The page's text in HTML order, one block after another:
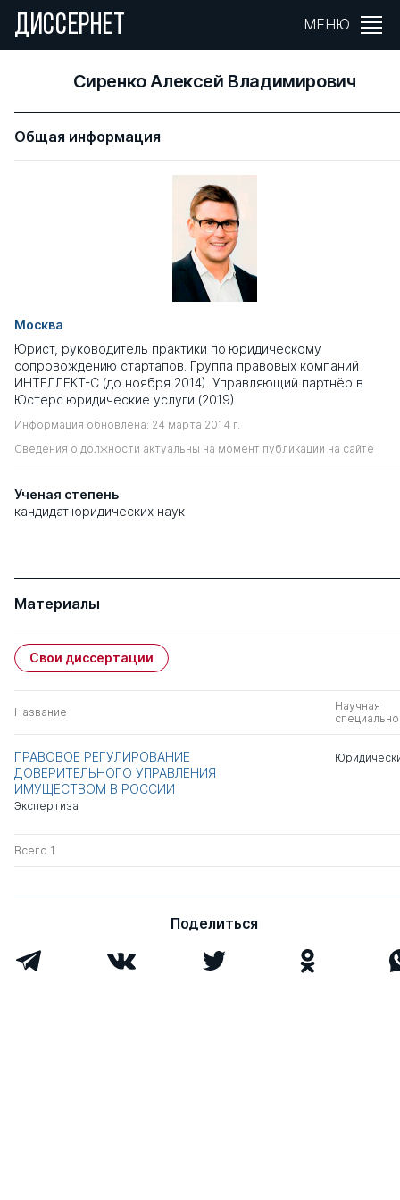
ДИССЕРНЕТ МЕНЮ
Сиренко Алексей Владимирович
Общая информация
Москва
Юрист, руководитель практики по юридическому
сопровождению стартапов. Группа правовых компаний
ИНТЕЛЛЕКТ-С (до ноября 2014). Управляющий партнёр в
Юстерс юридические услуги (2019)
Информация обновлена: 24 марта 2014 г.
Сведения о должности актуальны на момент публикации на сайте
Ученая степень
кандидат юридических наук
Материалы
Свои диссертации
Название
Научная
ПРАВОВОЕ РЕГУЛИРОВАНИЕ
ДОВЕРИТЕЛЬНОГО УПРАВЛЕНИЯ
ИМУЩЕСТВОМ В РОССИИ
Экспертиза
Всего 1
Поделиться